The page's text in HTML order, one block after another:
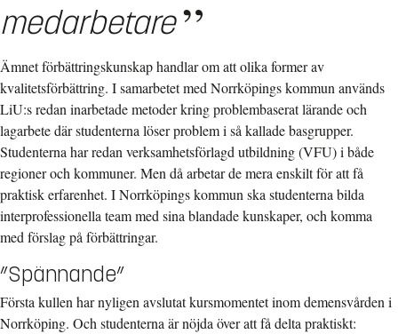
medarbetare
Ämnet förbättringskunskap handlar om att olika former av
kvalitetsförbättring. I samarbetet med Norrköpings kommun används
LiU:s redan inarbetade metoder kring problembaserat lärande och
lagarbete där studenterna löser problem i så kallade basgrupper.
Studenterna har redan verksamhetsförlagd utbildning (VFU) i både
regioner och kommuner. Men då arbetar de mera enskilt för att få
praktisk erfarenhet. I Norrköpings kommun ska studenterna bilda
interprofessionella team med sina blandade kunskaper, och komma
med förslag på förbättringar.
”Spännande”
Första kullen har nyligen avslutat kursmomentet inom demensvården i
Norrköping. Och studenterna är nöjda över att få delta praktiskt: